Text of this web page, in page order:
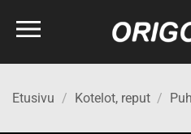
Etusivu / Kotelot, reput /